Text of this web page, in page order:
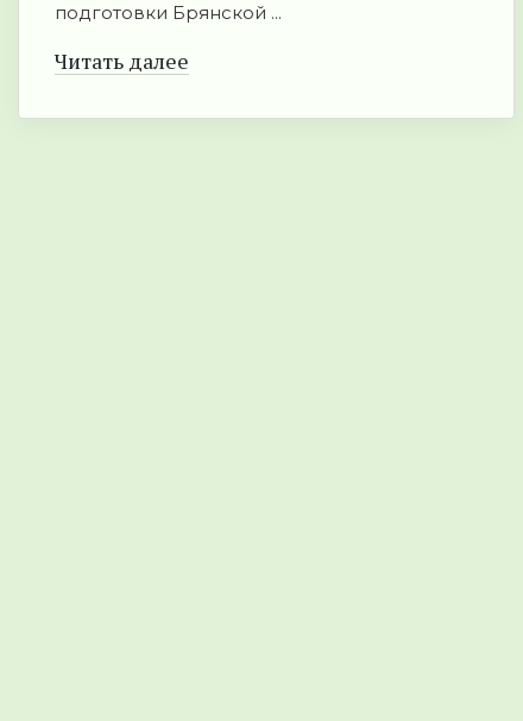
подготовки Брянской ...
Читать далее